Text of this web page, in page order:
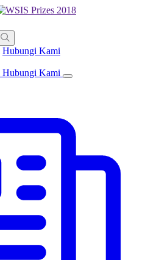
Hubungi Kami
Hubungi Kami